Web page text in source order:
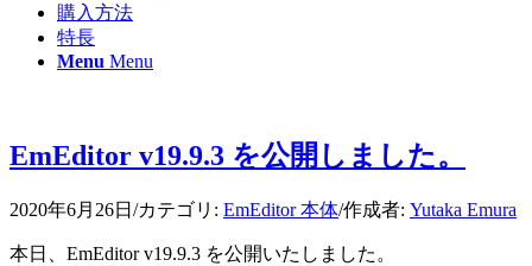
購入方法
特長
Menu Menu
EmEditor v19.9.3 を公開しました。
2020年6月26日 /カテゴリ: EmEditor 本体/作成者: Yutaka Emura
本日、EmEditor v19.9.3 を公開いたしました。